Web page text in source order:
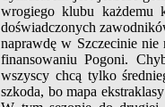
wrogiego klubu każdemu
doświadczonych
naprawdę w Szczecinie nie
finansowaniu Pogoni.
wszyscy chcą tylko
szkoda, bo mapa